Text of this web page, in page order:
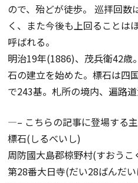
ので、殆どが徒歩。 巡拝回数
く、また今後も上回ることは
呼ばれる。
明治19年(1886)、茂兵衛42歳
石の建立を始めた。標石は四
で243基。札所の境内、遍路
—– こちらの記事に登場する
標石(しるべいし)
周防國大島郡椋野村(すおう
第28番大日寺(だい28ばんだ